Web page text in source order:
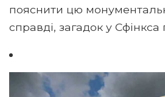
пояснити цю
справді, загадок у Сфінкса